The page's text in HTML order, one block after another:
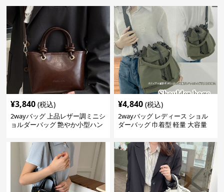
¥3,840 (税込)
2wayバッグ 上品レザー調ミニシ
ョルダーバッグ 艶やか小型ハン
¥4,840 (税込)
2wayバッグ レディース ショル
ダーバッグ 巾着型 軽量 大容量